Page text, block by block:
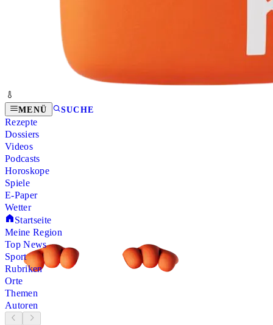
MENÜ SUCHE
Rezepte
Dossiers
Videos
Podcasts
Horoskope
Spiele
E-Paper
Wetter
Startseite
Meine Region
Top News
Sport
Rubriken
Orte
Themen
Autoren